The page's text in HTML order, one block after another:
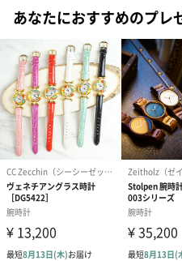
と柔らかなストラップを合わせ
のムーンフェイズが登場！
1965年のヘンリーのオリジナ
づくりの歴史を強調するような
ン」が作られました。月と曜日
り、弓形のサブダイヤルがエレ
れます。
クラシカルなケースは、継ぎ目
のレンズに続き、絶妙にカーブ
立たせています。ステッチの入
は、使う人の手首にしっかりフ
#上司女性 #上司男性 #同僚
#20代前半 #20代後半
#60代 #70代 #80代 #90代
あなたにおすすめのプレ